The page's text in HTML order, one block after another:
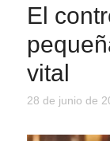
El
vital
28 de junio de